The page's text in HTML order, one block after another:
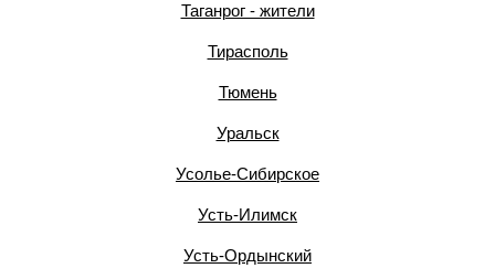
Таганрог - жители
Тирасполь
Тюмень
Уральск
Усолье-Сибирское
Усть-Илимск
Усть-Ордынский